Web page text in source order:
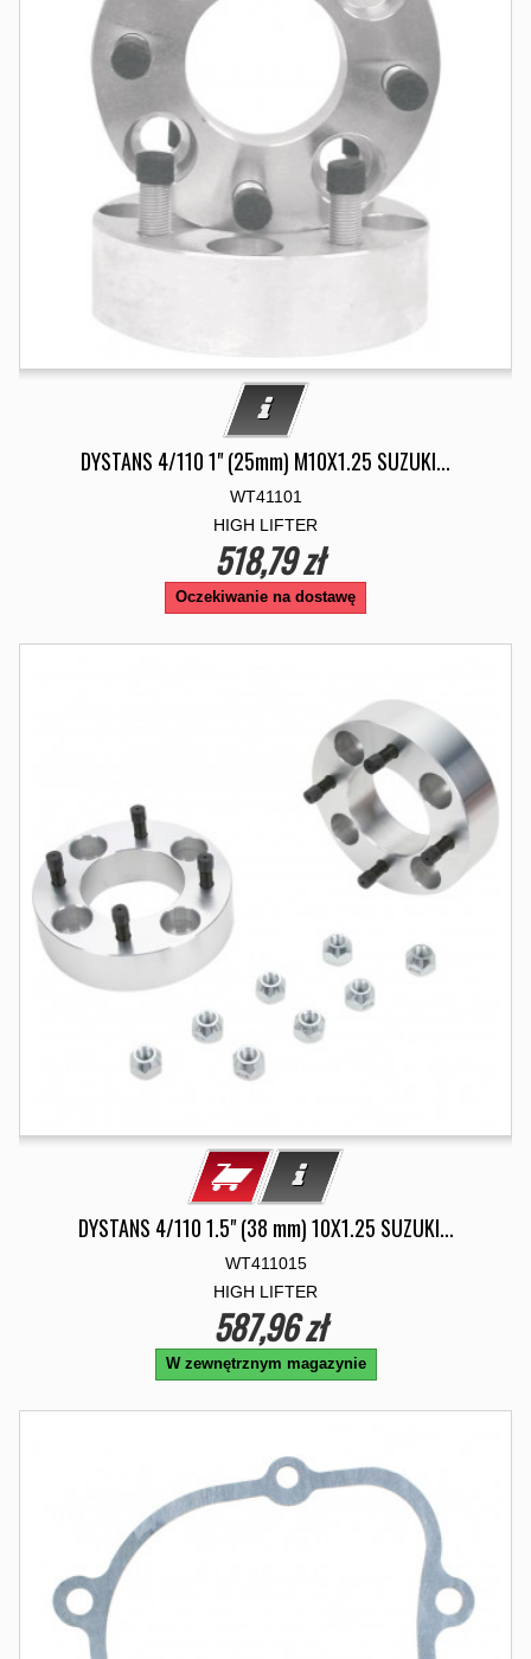
DYSTANS 4/110 1" (25mm) M10X1.25 SUZUKI...
WT41101
HIGH LIFTER
518,79 zł
Oczekiwanie na dostawę
DYSTANS 4/110 1.5" (38 mm) 10X1.25 SUZUKI...
WT411015
HIGH LIFTER
587,96 zł
W zewnętrznym magazynie